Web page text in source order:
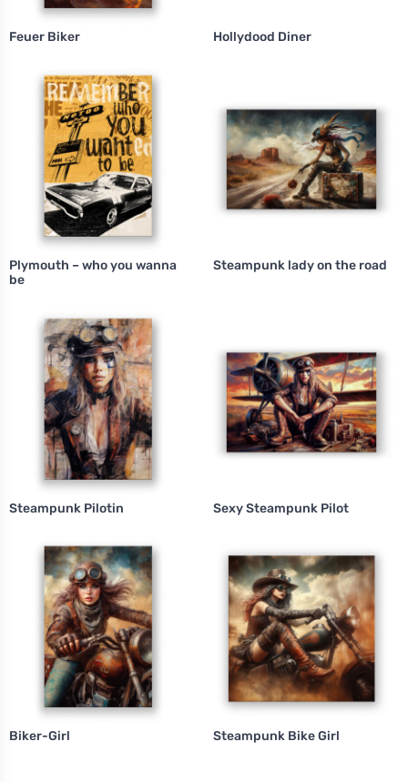
Feuer Biker Hollydood Diner
Plymouth – who you wanna
be
Steampunk lady on the road
Steampunk Pilotin Sexy Steampunk Pilot
Biker-Girl Steampunk Bike Girl